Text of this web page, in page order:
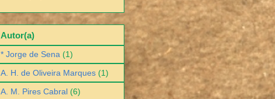
Autor(a)
* Jorge de Sena (1)
A. H. de Oliveira Marques (1)
A. M. Pires Cabral (6)